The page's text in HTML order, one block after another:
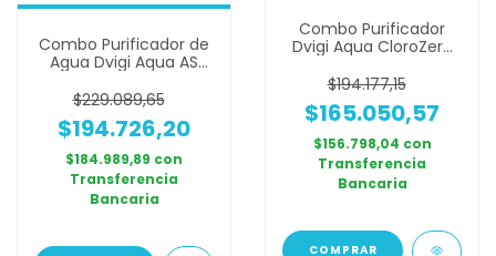
Combo Purificador de
Agua Dvigi Aqua AS
Arsénico Blanco y
Plateado + 1 Filtro
Adicional
$229.089,65
$194.726,20
$184.989,89 con
Transferencia
Bancaria
Combo Purificador
Dvigi Aqua CloroZero
Adicional
$194.177,15
$165.050,57
$156.798,04 con
Transferencia
Bancaria